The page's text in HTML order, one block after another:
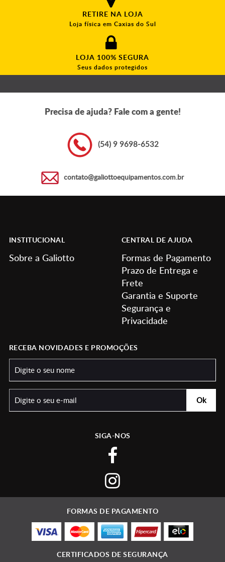
RETIRE NA LOJA
Loja física em Caxias do Sul
LOJA 100% SEGURA
Seus dados protegidos
Precisa de ajuda? Fale com a gente!
(54) 9 9698-6532
contato@galiottoequipamentos.com.br
INSTITUCIONAL
Sobre a Galiotto
CENTRAL DE AJUDA
Formas de Pagamento
Prazo de Entrega e
Frete
Garantia e Suporte
Segurança e
Privacidade
RECEBA NOVIDADES E PROMOÇÕES
SIGA-NOS
FORMAS DE PAGAMENTO
CERTIFICADOS DE SEGURANÇA